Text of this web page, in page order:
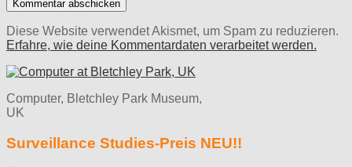
Diese Website verwendet Akismet, um Spam zu reduzieren.
Erfahre, wie deine Kommentardaten verarbeitet werden.
Computer, Bletchley Park Museum,
UK
Surveillance Studies-Preis NEU!!